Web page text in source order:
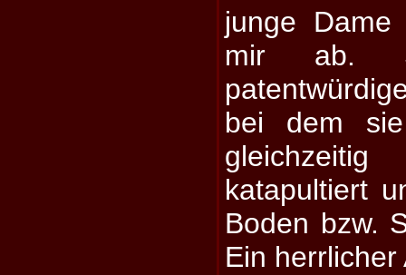
junge
mir ab.
bei dem
katapultiert
Boden bzw.
Ein herrlicher